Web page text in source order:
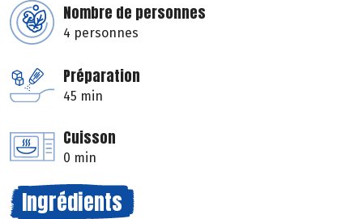
Nombre de personnes
4 personnes
Préparation
45 min
Cuisson
0 min
Ingrédients